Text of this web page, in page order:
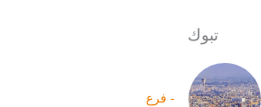
تبوك
- فرع